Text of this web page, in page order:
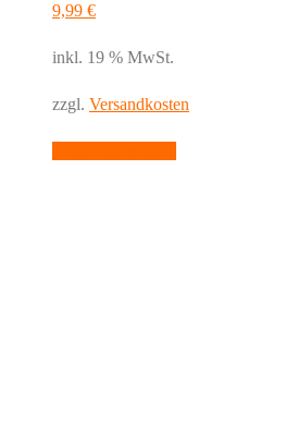
9,99 €
inkl. 19 % MwSt.
zzgl. Versandkosten